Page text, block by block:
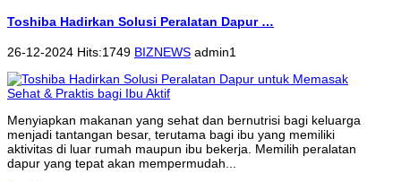
Toshiba Hadirkan Solusi Peralatan Dapur …
26-12-2024 Hits:1749 BIZNEWS admin1
Menyiapkan makanan yang sehat dan bernutrisi bagi keluarga
menjadi tantangan besar, terutama bagi ibu yang memiliki
aktivitas di luar rumah maupun ibu bekerja. Memilih peralatan
dapur yang tepat akan mempermudah...